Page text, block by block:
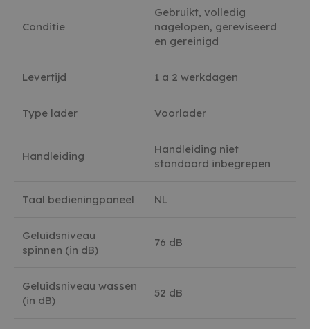
Conditie
Gebruikt, volledig
nagelopen, gereviseerd
en gereinigd
Levertijd 1 a 2 werkdagen
Type lader Voorlader
Handleiding
Handleiding niet
standaard inbegrepen
Taal bedieningpaneel NL
Geluidsniveau
spinnen (in dB)
76 dB
Geluidsniveau wassen
(in dB)
52 dB